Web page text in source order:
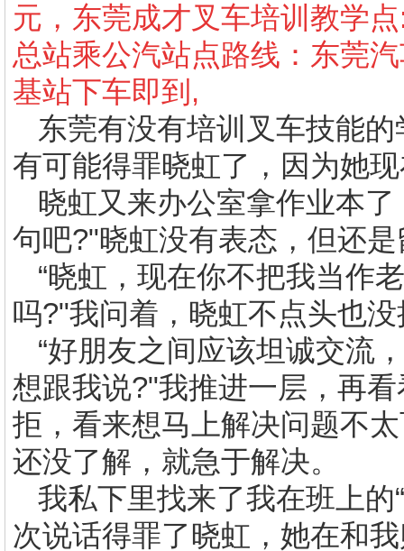
元，东莞成才叉车培训教学点
总站乘公汽站点路线：东莞
基站下车即到 ,
东莞有没有培训叉车技能的
有可能得罪晓虹了，因为她
晓虹又来办公室拿作业本
句吧?"晓虹没有表态，但还
“晓虹，现在你不把我当作
吗?"我问着，晓虹不点头也
“好朋友之间应该坦诚交流
想跟我说?"我推进一层，再
拒，看来想马上解决问题不
还没了解，就急于解决。
我私下里找来了我在班上的
次说话得罪了晓虹，她在和